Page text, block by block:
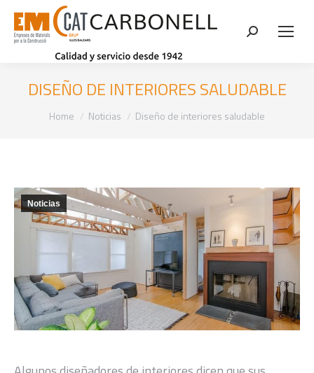
Search:
DISEÑO DE INTERIORES SALUDABLE
You are here:
Home Noticias Diseño de interiores saludable
Noticias